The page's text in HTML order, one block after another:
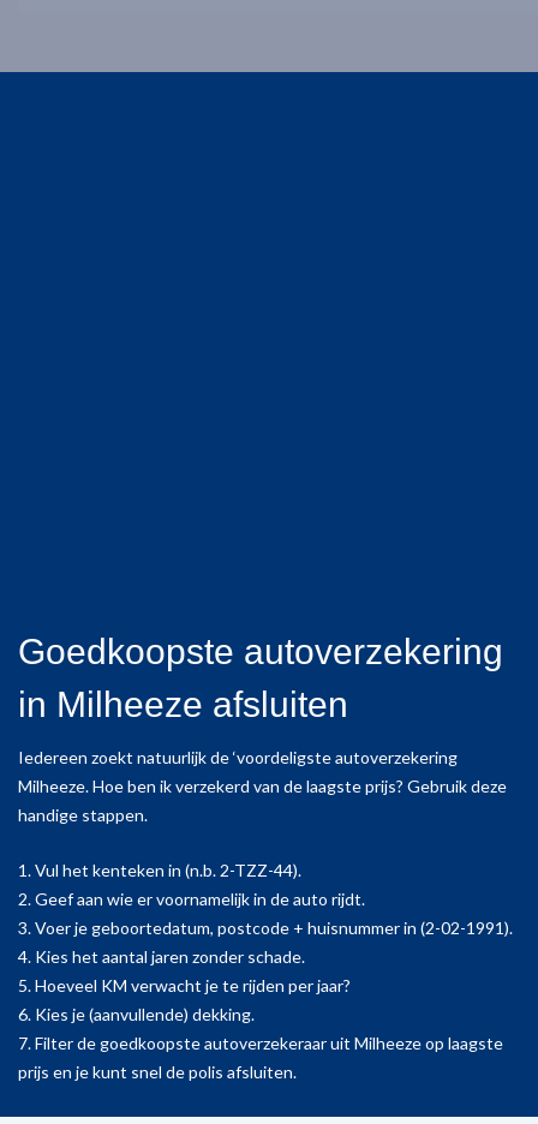
Goedkoopste autoverzekering
in Milheeze afsluiten
Iedereen zoekt natuurlijk de ‘voordeligste autoverzekering
Milheeze. Hoe ben ik verzekerd van de laagste prijs? Gebruik deze
handige stappen.
1. Vul het kenteken in (n.b. 2-TZZ-44).
2. Geef aan wie er voornamelijk in de auto rijdt.
3. Voer je geboortedatum, postcode + huisnummer in (2-02-1991).
4. Kies het aantal jaren zonder schade.
5. Hoeveel KM verwacht je te rijden per jaar?
6. Kies je (aanvullende) dekking.
7. Filter de goedkoopste autoverzekeraar uit Milheeze op laagste
prijs en je kunt snel de polis afsluiten.